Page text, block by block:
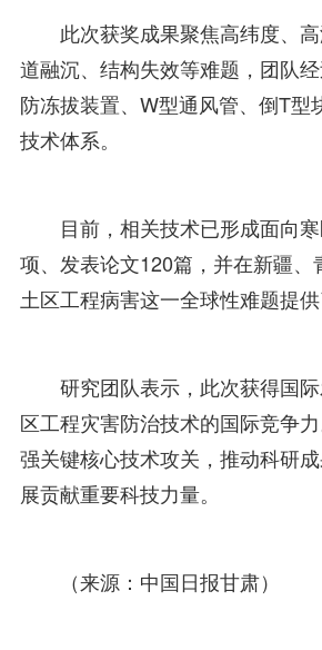
此次获奖成果聚焦高纬度、
道融沉、结构失效等难题，团队
防冻拔装置、W型通风管、倒T
技术体系。
目前，相关技术已形成面向
项、发表论文120篇，并在新疆
土区工程病害这一全球性难题提
研究团队表示，此次获得国
区工程灾害防治技术的国际竞争
强关键核心技术攻关，推动科研
展贡献重要科技力量。
（来源：中国日报甘肃）